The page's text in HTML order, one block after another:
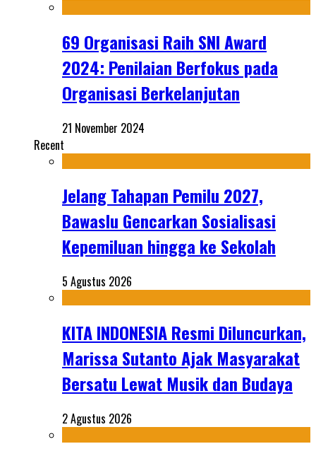
69 Organisasi Raih SNI Award
2024: Penilaian Berfokus pada
Organisasi Berkelanjutan
21 November 2024
Recent
Jelang Tahapan Pemilu 2027,
Bawaslu Gencarkan Sosialisasi
Kepemiluan hingga ke Sekolah
5 Agustus 2026
KITA INDONESIA Resmi Diluncurkan,
Marissa Sutanto Ajak Masyarakat
Bersatu Lewat Musik dan Budaya
2 Agustus 2026